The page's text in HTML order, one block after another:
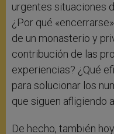
urgentes situaciones
¿Por qué
de un monasterio y
contribución de las
experiencias? ¿Qué
para solucionar los
que siguen afligiendo
De hecho, también